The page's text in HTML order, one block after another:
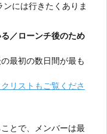
には行きたくありま
／ローンチ後のため
最初の数日間が最も
リストもご覧くださ
とで、メンバーは最